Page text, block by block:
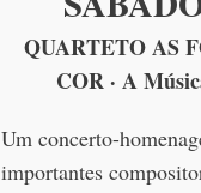
QUARTETO AS
COR · A
Um concerto-
importantes